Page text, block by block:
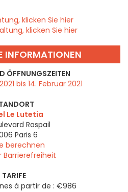
klicken Sie hier
klicken Sie hier
INFORMATIONEN
ÖFFNUNGSZEITEN
bis 14. Februar 2021
Le Lutetia
Raspail
Paris 6
berechnen
Barrierefreiheit
TARIFE
à partir de : €986